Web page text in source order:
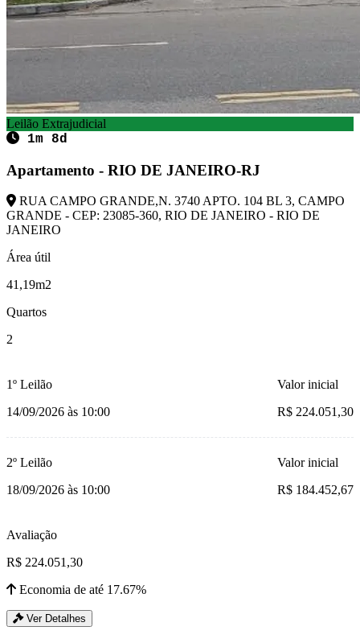
Leilão Extrajudicial
1m 8d
Apartamento - RIO DE JANEIRO-RJ
RUA CAMPO GRANDE,N. 3740 APTO. 104 BL 3, CAMPO
GRANDE - CEP: 23085-360, RIO DE JANEIRO - RIO DE
JANEIRO
Área útil
41,19m2
Quartos
2
1º Leilão
14/09/2026 às 10:00
Valor inicial
R$ 224.051,30
2º Leilão
18/09/2026 às 10:00
Valor inicial
R$ 184.452,67
Avaliação
R$ 224.051,30
Economia de até 17.67%
Ver Detalhes